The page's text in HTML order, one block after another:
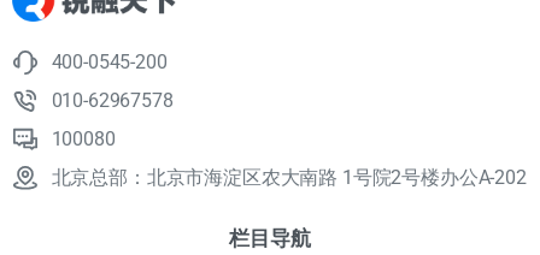
400-0545-200
010-62967578
100080
北京总部：北京市海淀区农大南路 1号院2号楼办公A-202
栏目导航